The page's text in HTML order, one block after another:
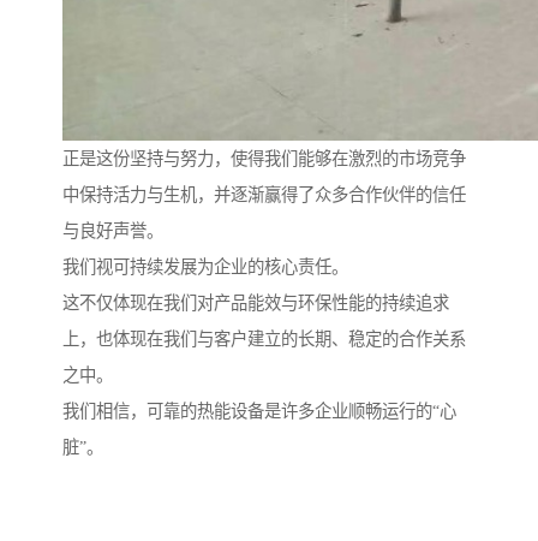
正是这份坚持与努力，使得我们能够在激烈的市场竞争
中保持活力与生机，并逐渐赢得了众多合作伙伴的信任
与良好声誉。
我们视可持续发展为企业的核心责任。
这不仅体现在我们对产品能效与环保性能的持续追求
上，也体现在我们与客户建立的长期、稳定的合作关系
之中。
我们相信，可靠的热能设备是许多企业顺畅运行的“心
脏”。